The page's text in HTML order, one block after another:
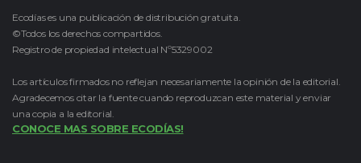
Ecodías es una publicación de distribución gratuita.
©Todos los derechos compartidos.
Registro de propiedad intelectual Nº5329002
Los artículos firmados no reflejan necesariamente la opinión de la editorial.
Agradecemos citar la fuente cuando reproduzcan este material y enviar
una copia a la editorial.
CONOCE MAS SOBRE ECODÍAS!